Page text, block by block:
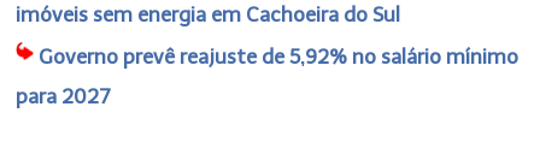
imóveis sem energia em Cachoeira do Sul
Governo prevê reajuste de 5,92% no salário mínimo
para 2027